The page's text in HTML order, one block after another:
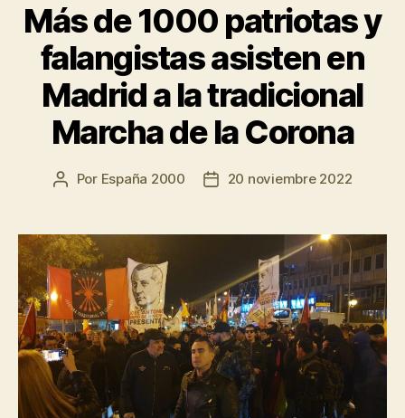
Más de 1000 patriotas y
falangistas asisten en
Madrid a la tradicional
Marcha de la Corona
Por España 2000 20 noviembre 2022